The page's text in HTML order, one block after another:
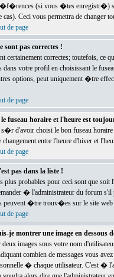
(si vous �tes enregistr�)
cas). Ceci vous permettra de changer
de page
sont pas correctes !
certainement correctes; toutefois,
votre profil en choisissant le
options, peut uniquement �tre
de page
fuseau horaire et l'heure est
d'avoir choisi le bon fuseau
entre l'heure d'hiver et
de page
pas dans la liste !
plus probables pour ceci sont que
� l'administrateur du forum
peuvent �tre trouv�es sur le site web
de page
je montrer une image en dessous
images sous votre nom
combien de messages vous
� chaque utilisateur. C'est �